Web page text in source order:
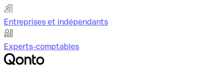
Entreprises et indépendants
Experts-comptables